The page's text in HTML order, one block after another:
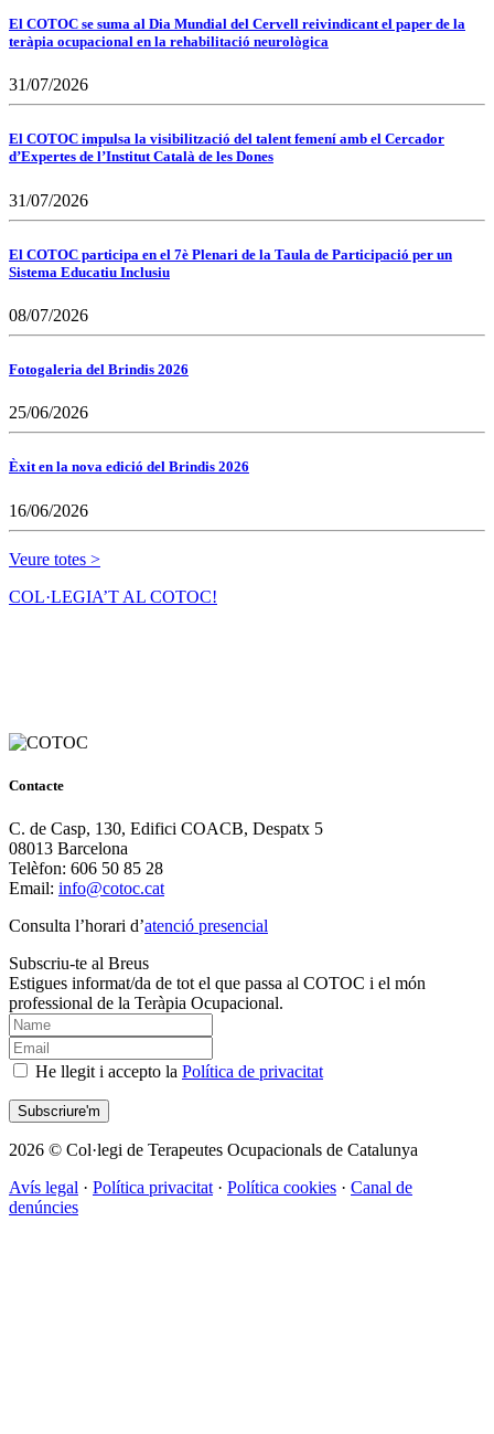
El COTOC se suma al Dia Mundial del Cervell reivindicant el paper de la
teràpia ocupacional en la rehabilitació neurològica
31/07/2026
El COTOC impulsa la visibilització del talent femení amb el Cercador
d’Expertes de l’Institut Català de les Dones
31/07/2026
El COTOC participa en el 7è Plenari de la Taula de Participació per un
Sistema Educatiu Inclusiu
08/07/2026
Fotogaleria del Brindis 2026
25/06/2026
Èxit en la nova edició del Brindis 2026
16/06/2026
Veure totes >
COL·LEGIA’T AL COTOC!
Contacte
C. de Casp, 130, Edifici COACB, Despatx 5
08013 Barcelona
Telèfon: 606 50 85 28
Email: info@cotoc.cat
Consulta l’horari d’atenció presencial
Subscriu-te al Breus
Estigues informat/da de tot el que passa al COTOC i el món
professional de la Teràpia Ocupacional.
He llegit i accepto la Política de privacitat
2026 © Col·legi de Terapeutes Ocupacionals de Catalunya
Avís legal · Política privacitat · Política cookies · Canal de
denúncies